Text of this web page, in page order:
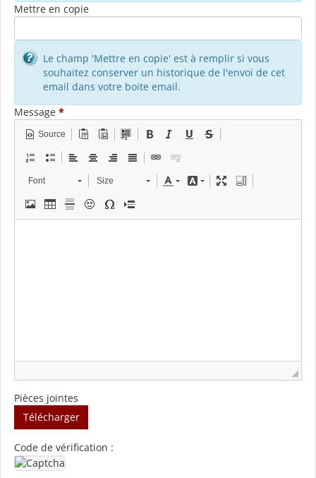
Mettre en copie
Le champ 'Mettre en copie' est à remplir si vous
souhaitez conserver un historique de l'envoi de cet
email dans votre boite email.
Message *
Source
Font Size
Pièces jointes
Télécharger
Code de vérification :